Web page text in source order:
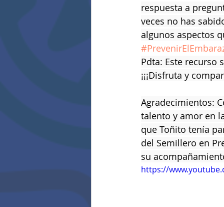
respuesta a
veces no has
algunos aspectos
Pdta: Este recurso
¡¡¡Disfruta y
Agradecimientos:
talento y amor en
que Toñito tenía
del Semillero en
su
https://